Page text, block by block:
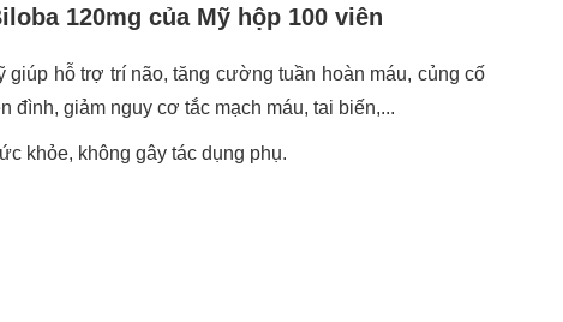
120mg của Mỹ hộp 100 viên
giúp hỗ trợ trí não, tăng cường tuần hoàn máu, củng cố
đình, giảm nguy cơ tắc mạch máu, tai biến,...
khỏe, không gây tác dụng phụ.